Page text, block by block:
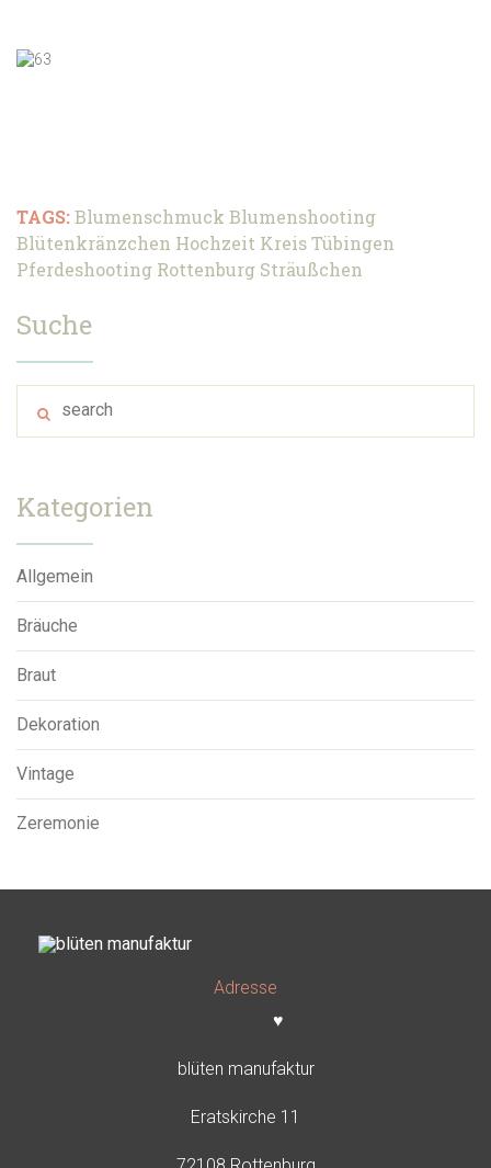
TAGS:Blumenschmuck Blumenshooting
Blütenkränzchen Hochzeit Kreis Tübingen
Pferdeshooting Rottenburg Sträußchen
Suche
Kategorien
Allgemein
Bräuche
Braut
Dekoration
Vintage
Zeremonie
Adresse
♥
blüten manufaktur
Eratskirche 11